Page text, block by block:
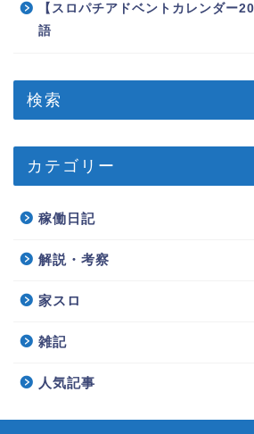
【スロパチアドベントカレンダー
語
検索
カテゴリー
稼働日記
解説・考察
家スロ
雑記
人気記事